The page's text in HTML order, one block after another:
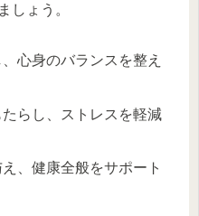
しょう。
心身のバランスを整え
らし、ストレスを軽減
、健康全般をサポート